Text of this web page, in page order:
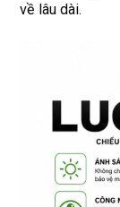
về lâu dài.